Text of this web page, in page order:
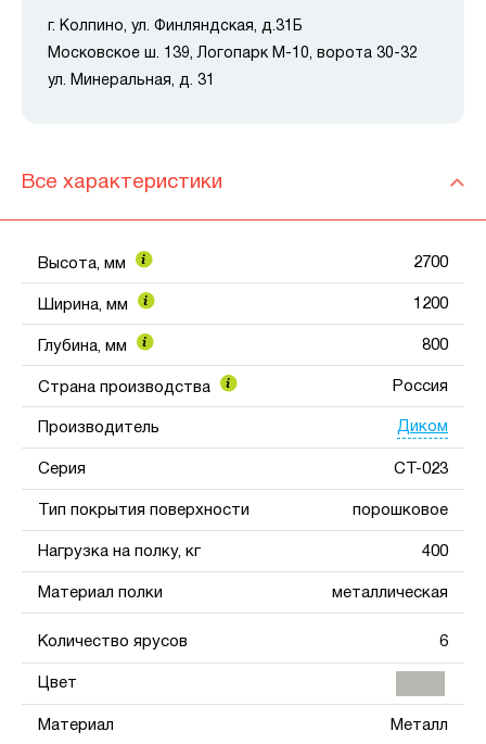
г. Колпино, ул. Финляндская, д.31Б
Московское ш. 139, Логопарк М-10, ворота 30-32
ул. Минеральная, д. 31
Все характеристики
Высота, мм 2700
Ширина, мм 1200
Глубина, мм 800
Страна производства Россия
Производитель Диком
Серия СТ-023
Тип покрытия поверхности порошковое
Нагрузка на полку, кг 400
Материал полки металлическая
Количество ярусов 6
Цвет
Материал Металл